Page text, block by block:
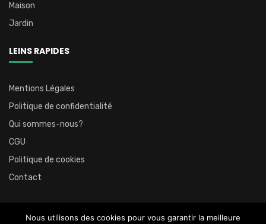
Maison
Jardin
LEINS RAPIDES
Mentions Légales
Politique de confidentialité
Qui sommes-nous?
CGU
Politique de cookies
Contact
Nous utilisons des cookies pour vous garantir la meilleure